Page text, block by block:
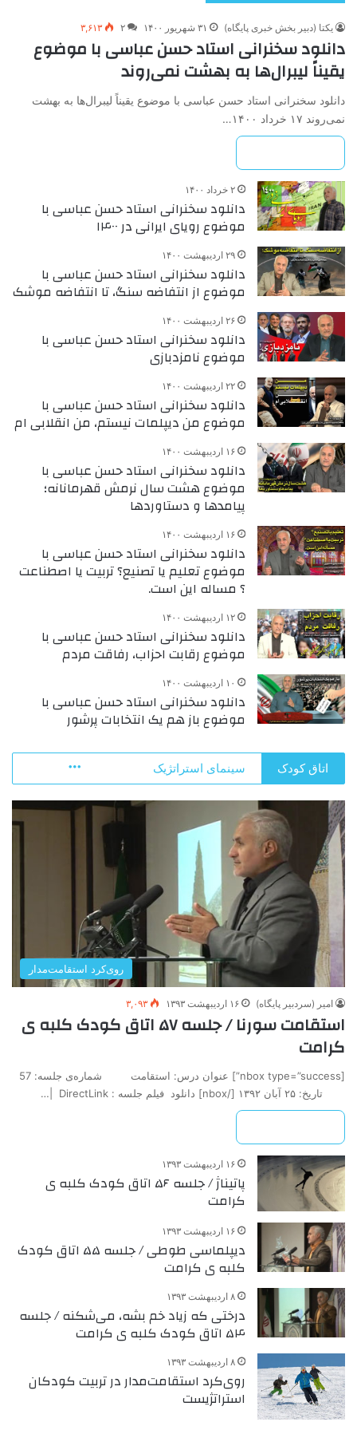
یکتا (دبیر بخش خبری پایگاه) ۳۱ شهریور ۱۴۰۰ ۲ ۳,۶۱۳
دانلود سخنرانی استاد حسن عباسی با موضوع
یقیناً لیبرال‌ها به بهشت نمی‌روند
دانلود سخنرانی استاد حسن عباسی با موضوع یقیناً لیبرال‌ها به بهشت
نمی‌روند ۱۷ خرداد ۱۴۰۰…
۲ خرداد ۱۴۰۰
دانلود سخنرانی استاد حسن عباسی با
موضوع رویای ایرانی در ۱۴۰۰
۲۹ اردیبهشت ۱۴۰۰
دانلود سخنرانی استاد حسن عباسی با
موضوع از انتفاضه سنگ، تا انتفاضه موشک
۲۶ اردیبهشت ۱۴۰۰
دانلود سخنرانی استاد حسن عباسی با
موضوع نامزدبازی
۲۲ اردیبهشت ۱۴۰۰
دانلود سخنرانی استاد حسن عباسی با
موضوع من دیپلمات نیستم، من انقلابی ام
۱۶ اردیبهشت ۱۴۰۰
دانلود سخنرانی استاد حسن عباسی با
موضوع هشت سال نرمش قهرمانانه؛
پیامدها و دستاوردها
۱۶ اردیبهشت ۱۴۰۰
دانلود سخنرانی استاد حسن عباسی با
موضوع تعلیم یا تصنیع؟ تربیت یا اصطناعت
؟ مساله این است.
۱۲ اردیبهشت ۱۴۰۰
دانلود سخنرانی استاد حسن عباسی با
موضوع رقابت احزاب، رفاقت مردم
۱۰ اردیبهشت ۱۴۰۰
دانلود سخنرانی استاد حسن عباسی با
موضوع باز هم یک انتخابات پرشور
اتاق کودک سینمای استراتژیک More
روی‌کرد استقامت‌مدار
امیر (سردبیر پایگاه) ۱۶ اردیبهشت ۱۳۹۳ ۳,۰۹۳
استقامت سورنا / جلسه ۵۷ اتاق کودک کلبه ی
کرامت
تاريخ: ۲۵ آبان ۱۳۹۲ ‌[/nbox] دانلود فیلم جلسه : DirectLink |…
۱۶ اردیبهشت ۱۳۹۳
پاتیناژ / جلسه ۵۶ اتاق کودک کلبه ی
کرامت
۱۶ اردیبهشت ۱۳۹۳
دیپلماسی طوطی / جلسه ۵۵ اتاق کودک
کلبه ی کرامت
۸ اردیبهشت ۱۳۹۳
درختی که زیاد خم بشه، می‌شکنه / جلسه
۵۴ اتاق کودک کلبه ی کرامت
۸ اردیبهشت ۱۳۹۳
روی‌کرد استقامت‌مدار در تربیت کودکان
استراتژیست